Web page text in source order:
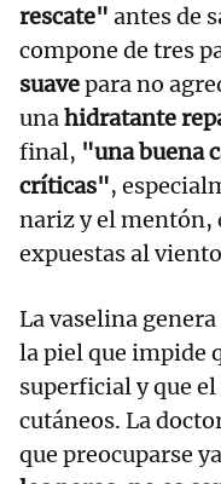
rescate" antes de
compone de tres
suavepara no
unahidratante
final, "una buena
críticas",
nariz y el mentón,
expuestas al
La vaselina
la piel que impide
superficial y que
cutáneos. La
que preocuparse